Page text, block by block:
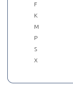
F
K
M
P
S
X